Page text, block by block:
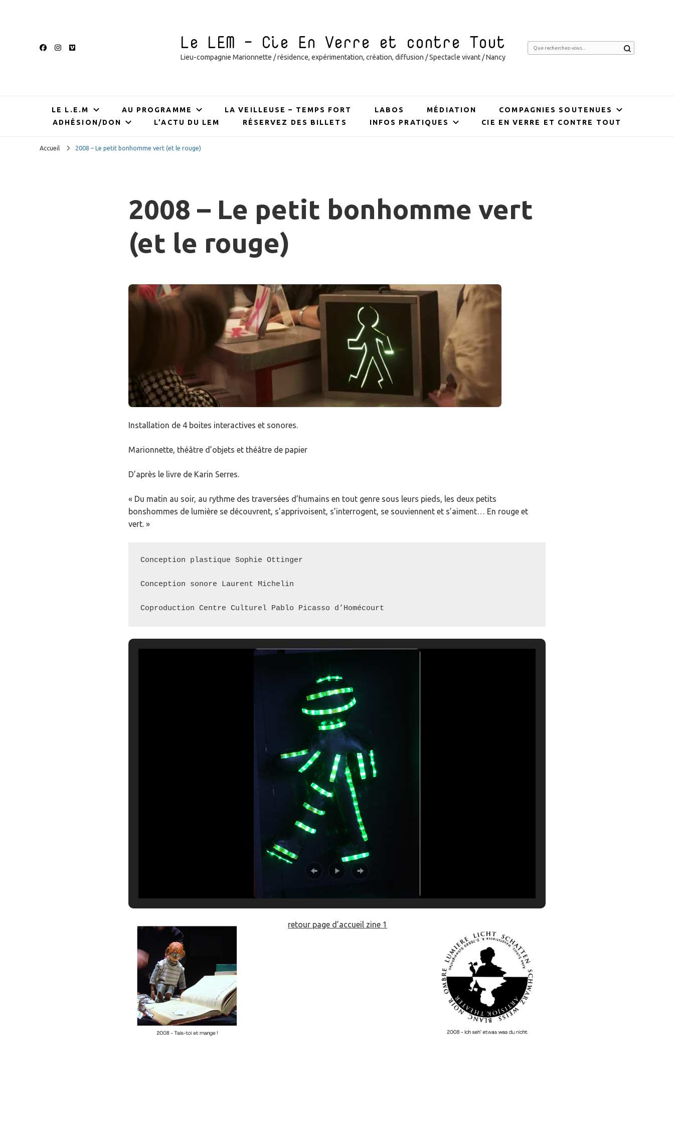
Le LEM – Cie En Verre et contre Tout
Lieu-compagnie Marionnette / résidence, expérimentation, création, diffusion / Spectacle vivant / Nancy
Vous
LE L.E.M AU PROGRAMME LA VEILLEUSE – TEMPS FORT LABOS MÉDIATION
COMPAGNIES SOUTENUES
ADHÉSION/DON
L’ACTU DU LEM RÉSERVEZ DES BILLETS INFOS PRATIQUES CIE EN VERRE ET CONTRE TOUT
Accueil 2008 – Le petit bonhomme vert (et le rouge)
2008 – Le petit bonhomme vert
(et le rouge)
Installation de 4 boites interactives et sonores.
Marionnette, théâtre d’objets et théâtre de papier
D’après le livre de Karin Serres.
« Du matin au soir, au rythme des traversées d’humains en tout genre sous leurs pieds, les deux petits
bonshommes de lumière se découvrent, s’apprivoisent, s’interrogent, se souviennent et s’aiment… En rouge et
vert. »
Conception plastique Sophie Ottinger
Conception sonore Laurent Michelin
Coproduction Centre Culturel Pablo Picasso d’Homécourt
retour page d’accueil zine 1